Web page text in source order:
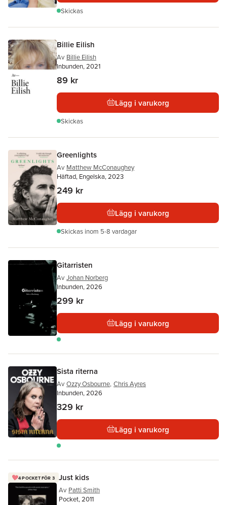
Skickas
Billie Eilish
Av Billie Eilish
Inbunden, 2021
89 kr
Lägg i varukorg
Skickas
Greenlights
Av Matthew McConaughey
Häftad, Engelska, 2023
249 kr
Lägg i varukorg
Skickas inom 5-8 vardagar
Gitarristen
Av Johan Norberg
Inbunden, 2026
299 kr
Lägg i varukorg
Sista riterna
Av Ozzy Osbourne, Chris Ayres
Inbunden, 2026
329 kr
Lägg i varukorg
4 POCKET FÖR 3 Just kids
Av Patti Smith
Pocket, 2011